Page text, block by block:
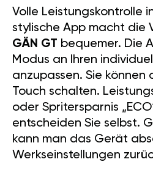
Volle Leistungskontrolle
stylische App macht die
GÄN GT bequemer. Die
Modus an Ihren
anzupassen. Sie können
Touch schalten.
oder Spritersparnis
entscheiden Sie selbst.
kann man das Gerät
Werkseinstellungen